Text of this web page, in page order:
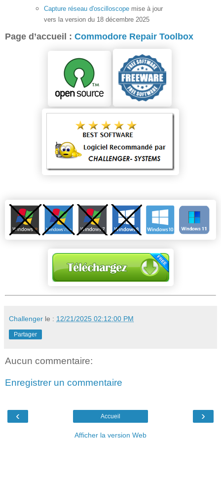
Capture réseau d'oscilloscope mise à jour
vers la version du 18 décembre 2025
Page d’accueil : Commodore Repair Toolbox
Challenger le : 12/21/2025 02:12:00 PM
Partager
Aucun commentaire:
Enregistrer un commentaire
‹ ›
Accueil
Afficher la version Web